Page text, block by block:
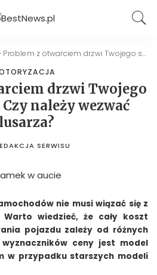
Problem z otwarciem drzwi Twojego samochodu. Czy należy wezwać ślusarza?
drzwi Twojego
należy wezwać
SERWISU
nie musi wiązać się z
wiedzieć, że cały koszt
pojazdu zależy od różnych
ceny jest model
w przypadku starszych modeli